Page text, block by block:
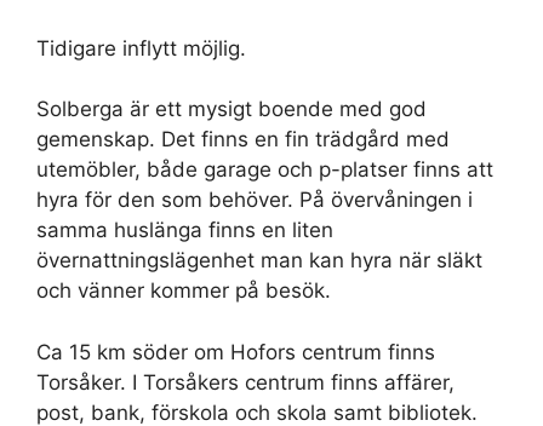
Tidigare inflytt möjlig.
Solberga är ett mysigt boende med god
gemenskap. Det finns en fin trädgård med
utemöbler, både garage och p-platser finns att
hyra för den som behöver. På övervåningen i
samma huslänga finns en liten
övernattningslägenhet man kan hyra när släkt
och vänner kommer på besök.
Ca 15 km söder om Hofors centrum finns
Torsåker. I Torsåkers centrum finns affärer,
post, bank, förskola och skola samt bibliotek.